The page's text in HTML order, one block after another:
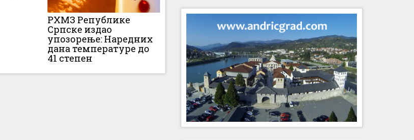
РХМЗ Републике
Српске издао
упозорење: Наредних
дана температуре до
41 степен